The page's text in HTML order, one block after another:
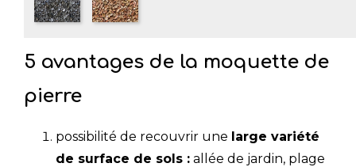
5 avantages de la moquette de
pierre
possibilité de recouvrir une large variété
de surface de sols : allée de jardin, plage